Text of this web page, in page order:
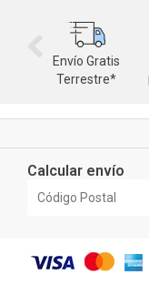
Envío Gratis
Terrestre*
Calcular envío